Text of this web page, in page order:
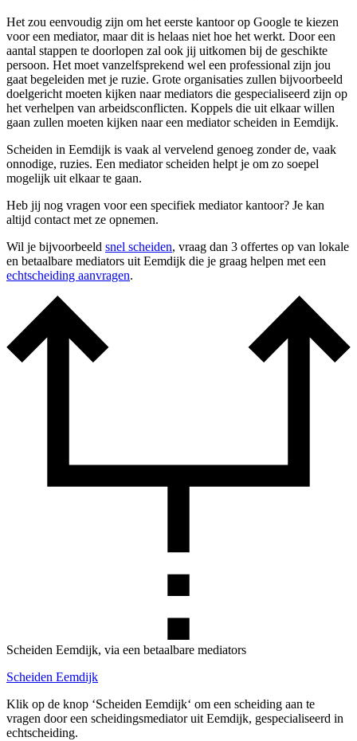
Het zou eenvoudig zijn om het eerste kantoor op Google te kiezen
voor een mediator, maar dit is helaas niet hoe het werkt. Door een
aantal stappen te doorlopen zal ook jij uitkomen bij de geschikte
persoon. Het moet vanzelfsprekend wel een professional zijn jou
gaat begeleiden met je ruzie. Grote organisaties zullen bijvoorbeeld
doelgericht moeten kijken naar mediators die gespecialiseerd zijn op
het verhelpen van arbeidsconflicten. Koppels die uit elkaar willen
gaan zullen moeten kijken naar een mediator scheiden in Eemdijk.
Scheiden in Eemdijk is vaak al vervelend genoeg zonder de, vaak
onnodige, ruzies. Een mediator scheiden helpt je om zo soepel
mogelijk uit elkaar te gaan.
Heb jij nog vragen voor een specifiek mediator kantoor? Je kan
altijd contact met ze opnemen.
Wil je bijvoorbeeld snel scheiden, vraag dan 3 offertes op van lokale
en betaalbare mediators uit Eemdijk die je graag helpen met een
echtscheiding aanvragen.
Scheiden Eemdijk, via een betaalbare mediators
Scheiden Eemdijk
Klik op de knop ‘Scheiden Eemdijk‘ om een scheiding aan te
vragen door een scheidingsmediator uit Eemdijk, gespecialiseerd in
echtscheiding.